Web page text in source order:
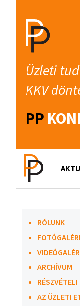
Üzleti
KKV
PP
RÓLUNK
ARCHÍVUM
RÉSZVÉTELI
AZ ÜZLETI